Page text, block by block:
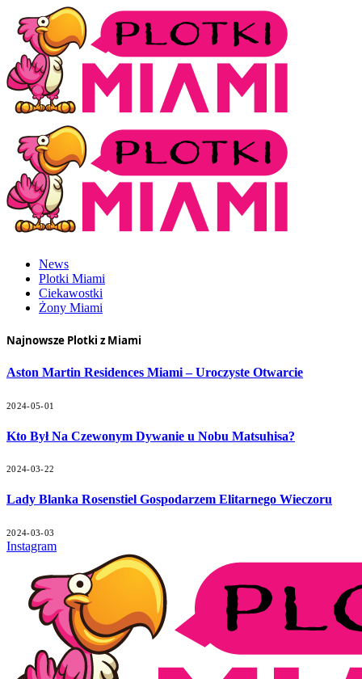
News
Plotki Miami
Ciekawostki
Żony Miami
Najnowsze Plotki z Miami
Aston Martin Residences Miami – Uroczyste Otwarcie
2024-05-01
Kto Był Na Czewonym Dywanie u Nobu Matsuhisa?
2024-03-22
Lady Blanka Rosenstiel Gospodarzem Elitarnego Wieczoru
2024-03-03
Instagram